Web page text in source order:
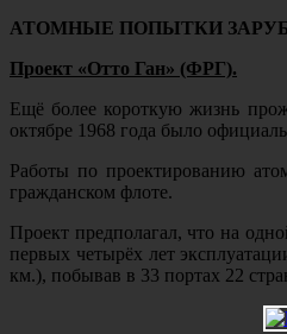
АТОМНЫЕ ПОПЫТКИ
Проект «Отто Ган» (ФРГ).
Ещё более короткую жизнь
октябре 1968 года было
Работы по проектированию
гражданском флоте.
Проект предполагал, что на
первых четырёх лет
км.), побывав в 33 портах 22